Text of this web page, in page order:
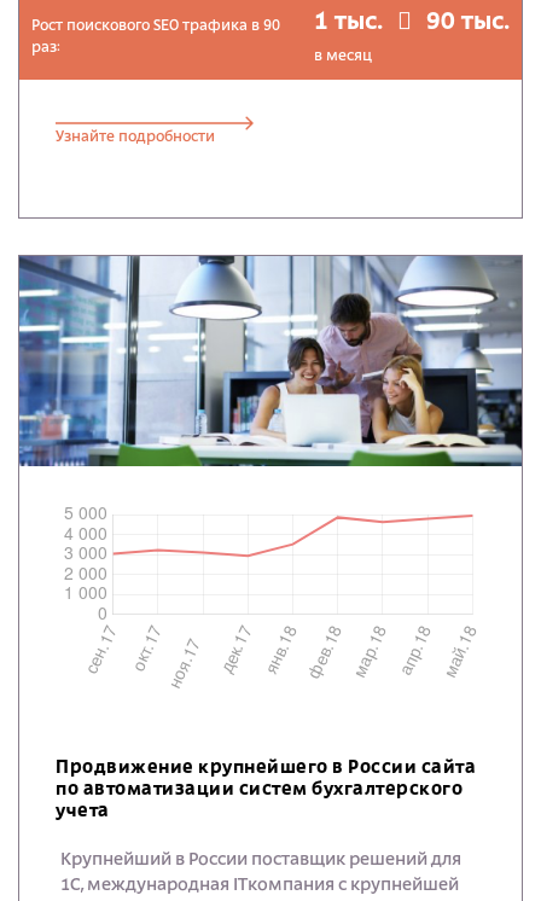
Рост поискового SEO трафика в 90
раз:
1 тыс. 90 тыс.
в месяц
Узнайте подробности
Продвижение крупнейшего в России сайта
по автоматизации систем бухгалтерского
учета
Крупнейший в России поставщик решений для
1С, международная ITкомпания с крупнейшей